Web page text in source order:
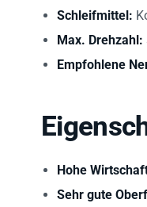
Schleifmittel:
Max. Drehzahl:
Empfohlene
Hohe
Sehr gute